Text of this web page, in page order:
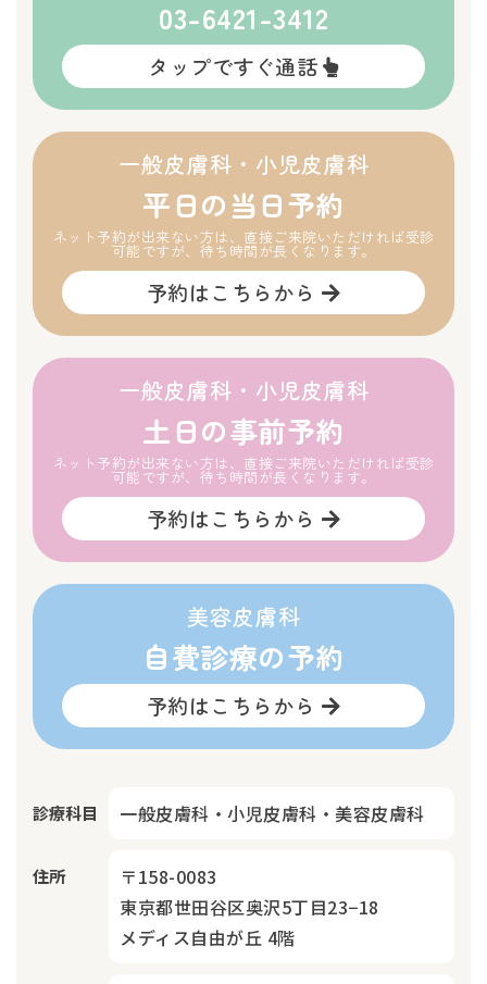
03-6421-3412
タップですぐ通話
一般皮膚科・小児皮膚科
平日の当日予約
ネット予約が出来ない方は、直接ご来院いただければ受診
可能ですが、待ち時間が長くなります。
予約はこちらから
一般皮膚科・小児皮膚科
土日の事前予約
ネット予約が出来ない方は、直接ご来院いただければ受診
可能ですが、待ち時間が長くなります。
予約はこちらから
美容皮膚科
自費診療の予約
予約はこちらから
診療科目 一般皮膚科・小児皮膚科・美容皮膚科
住所
〒158-0083
東京都世田谷区奥沢5丁目23−18
メディス自由が丘 4階